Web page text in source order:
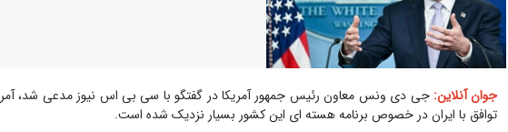
جوان آنلاین: جی دی ونس معاون رئیس جمهور آمریکا در گفتگو با سی بی اس نیوز مدعی شد،
توافق با ایران در خصوص برنامه هسته ای این کشور بسیار نزدیک شده است.